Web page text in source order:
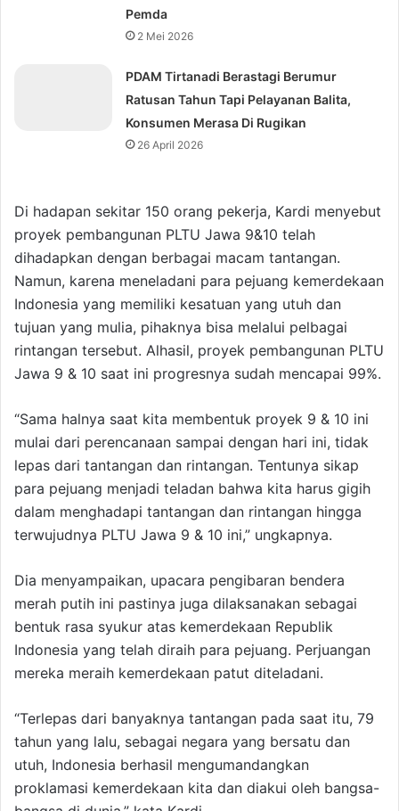
Pemda
2 Mei 2026
PDAM Tirtanadi Berastagi Berumur
Ratusan Tahun Tapi Pelayanan Balita,
Konsumen Merasa Di Rugikan
26 April 2026
Di hadapan sekitar 150 orang pekerja, Kardi menyebut
proyek pembangunan PLTU Jawa 9&10 telah
dihadapkan dengan berbagai macam tantangan.
Namun, karena meneladani para pejuang kemerdekaan
Indonesia yang memiliki kesatuan yang utuh dan
tujuan yang mulia, pihaknya bisa melalui pelbagai
rintangan tersebut. Alhasil, proyek pembangunan PLTU
Jawa 9 & 10 saat ini progresnya sudah mencapai 99%.
“Sama halnya saat kita membentuk proyek 9 & 10 ini
mulai dari perencanaan sampai dengan hari ini, tidak
lepas dari tantangan dan rintangan. Tentunya sikap
para pejuang menjadi teladan bahwa kita harus gigih
dalam menghadapi tantangan dan rintangan hingga
terwujudnya PLTU Jawa 9 & 10 ini,” ungkapnya.
Dia menyampaikan, upacara pengibaran bendera
merah putih ini pastinya juga dilaksanakan sebagai
bentuk rasa syukur atas kemerdekaan Republik
Indonesia yang telah diraih para pejuang. Perjuangan
mereka meraih kemerdekaan patut diteladani.
“Terlepas dari banyaknya tantangan pada saat itu, 79
tahun yang lalu, sebagai negara yang bersatu dan
utuh, Indonesia berhasil mengumandangkan
proklamasi kemerdekaan kita dan diakui oleh bangsa-